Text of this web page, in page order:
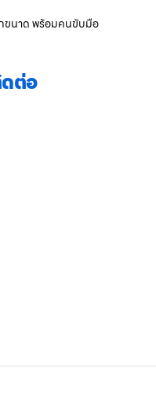
กขนาด พร้อมคนขับมือ
ต่อ